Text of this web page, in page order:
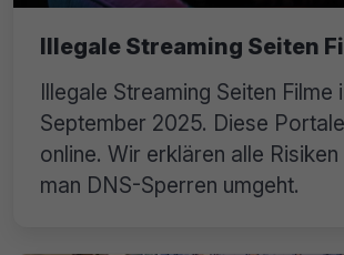
Illegale Streaming Seiten
Illegale Streaming Seiten Filme
September 2025. Diese
online. Wir erklären alle Risiken
man DNS-Sperren umgeht.